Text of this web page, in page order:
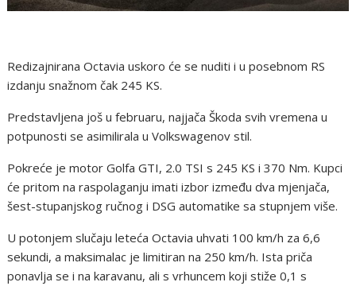
Redizajnirana Octavia uskoro će se nuditi i u posebnom RS
izdanju snažnom čak 245 KS.
Predstavljena još u februaru, najjača Škoda svih vremena u
potpunosti se asimilirala u Volkswagenov stil.
Pokreće je motor Golfa GTI, 2.0 TSI s 245 KS i 370 Nm. Kupci
će pritom na raspolaganju imati izbor između dva mjenjača,
šest-stupanjskog ručnog i DSG automatike sa stupnjem više.
U potonjem slučaju leteća Octavia uhvati 100 km/h za 6,6
sekundi, a maksimalac je limitiran na 250 km/h. Ista priča
ponavlja se i na karavanu, ali s vrhuncem koji stiže 0,1 s